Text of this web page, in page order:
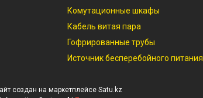
Комутационные шкафы
Кабель витая пара
Гофрированные трубы
Источник бесперебойного питания
создан на маркетплейсе Satu.kz